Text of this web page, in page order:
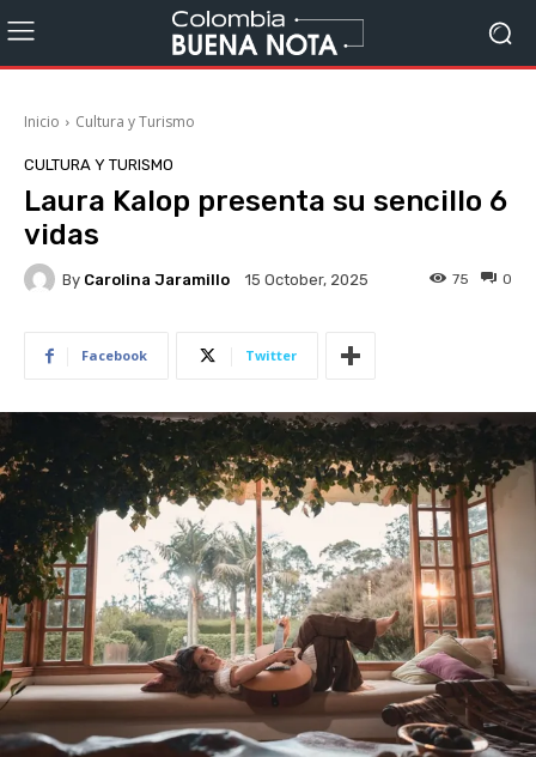
Inicio Cultura y Turismo
CULTURA Y TURISMO
Laura Kalop presenta su sencillo 6
vidas
By Carolina Jaramillo 15 October, 2025 0
75
Facebook Twitter